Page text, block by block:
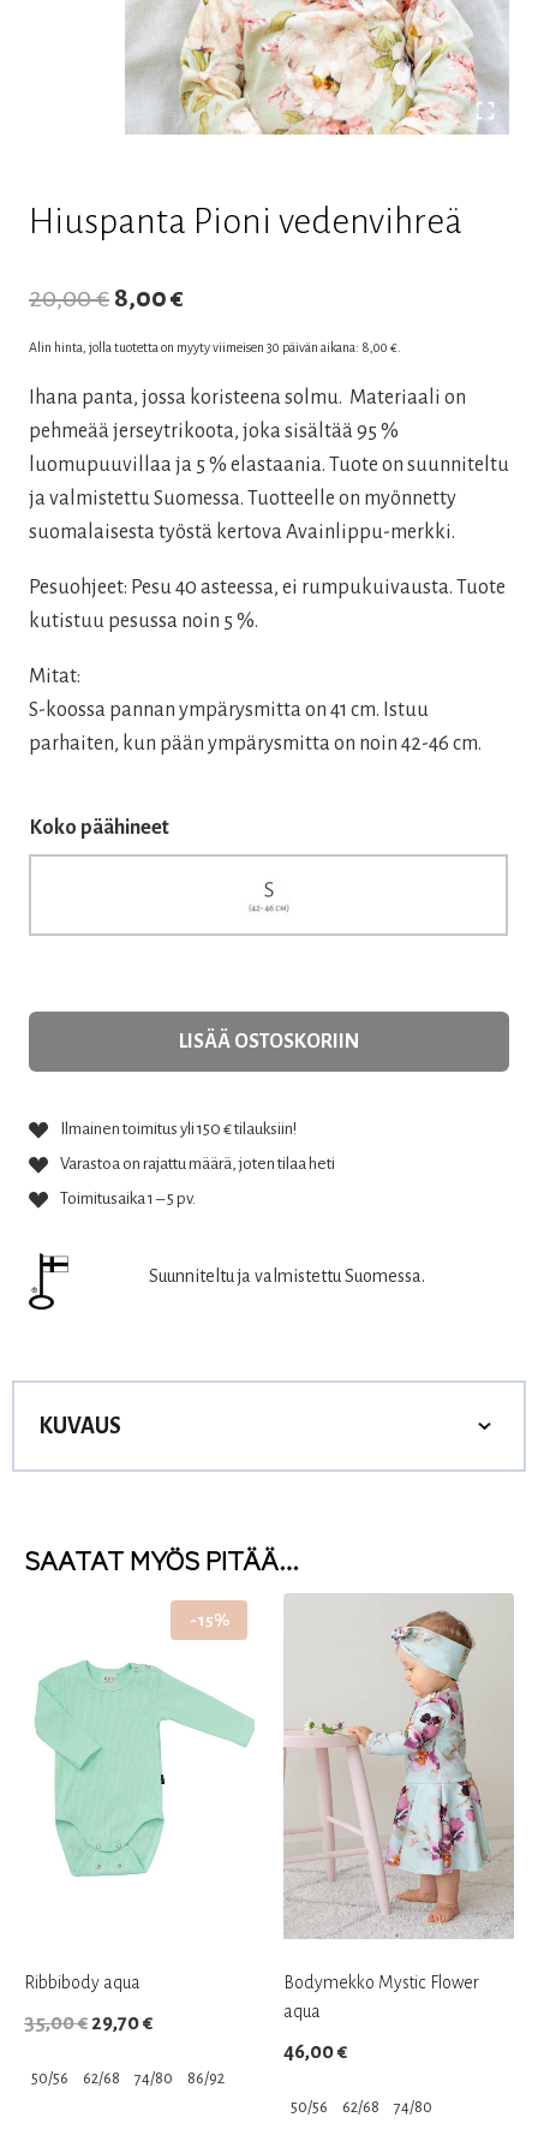
Hiuspanta Pioni vedenvihreä
20,00€ Alkuperäinen
hinta
oli:
20,00 €.
8,00€
hinta
on:
8,00 €.
Alin hinta, jolla tuotetta on myyty viimeisen 30 päivän aikana: 8,00 €
Ihana panta, jossa koristeena solmu. Materiaali on
pehmeää jerseytrikoota, joka sisältää 95 %
luomupuuvillaa ja 5 % elastaania. Tuote on suunniteltu
ja valmistettu Suomessa. Tuotteelle on myönnetty
suomalaisesta työstä kertova Avainlippu-merkki.
Pesuohjeet: Pesu 40 asteessa, ei rumpukuivausta. Tuote
kutistuu pesussa noin 5 %.
Mitat:
S-koossa pannan ympärysmitta on 41 cm. Istuu
parhaiten, kun pään ympärysmitta on noin 42-46 cm.
Koko päähineet
LISÄÄ OSTOSKORIIN
Ilmainen toimitus yli 150 € tilauksiin!
Varastoa on rajattu määrä, joten tilaa heti
Toimitusaika 1 – 5 pv.
Suunniteltu ja valmistettu Suomessa.
KUVAUS
SAATAT MYÖS PITÄÄ…
-15%
Ribbibody aqua
35,00€ Alkuperäinen
oli:
29,70€Nykyinen
on:
50/56 62/68 74/80 86/92
Bodymekko Mystic Flower
aqua
46,00€
50/56 62/68 74/80